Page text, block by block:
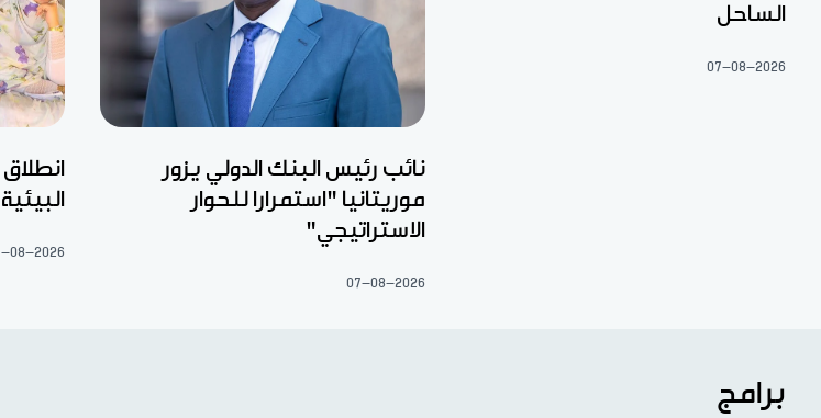
الساحل
07-08-2026
نائب رئيس البنك الدولي يزور
موريتانيا "استمرارا للحوار
الاستراتيجي"
07-08-2026
08-2026
برامج